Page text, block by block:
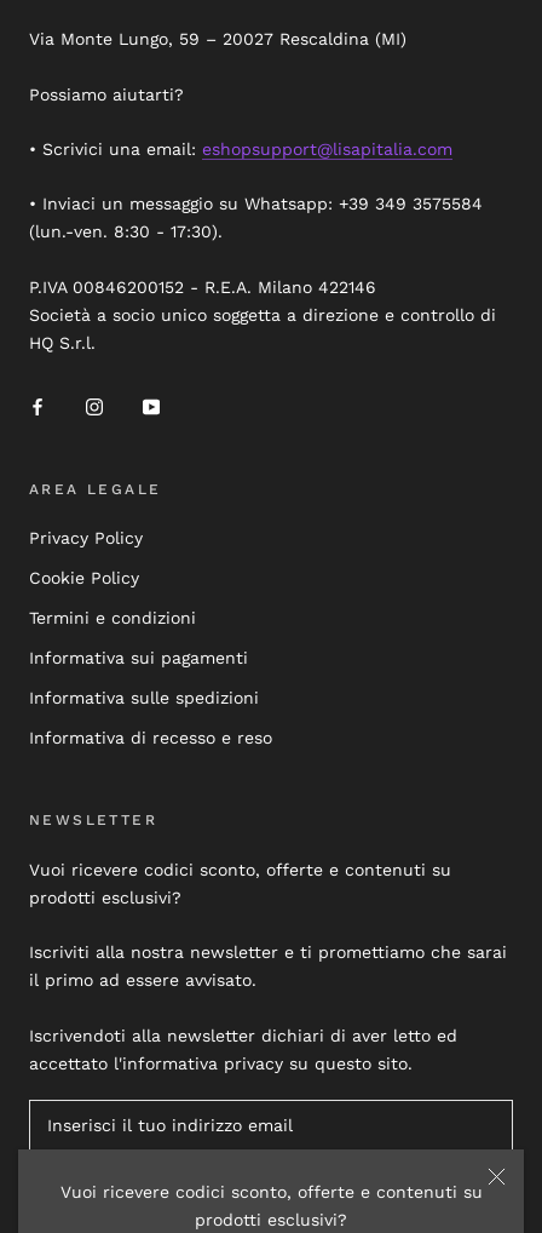
Vuoi ricevere codici sconto, offerte e contenuti su
prodotti esclusivi?
Via Monte Lungo, 59 – 20027 Rescaldina (MI)
Possiamo aiutarti?
• Scrivici una email: eshopsupport@lisapitalia.com
• Inviaci un messaggio su Whatsapp: +39 349 3575584
(lun.-ven. 8:30 - 17:30).
P.IVA 00846200152 - R.E.A. Milano 422146
Società a socio unico soggetta a direzione e controllo di
HQ S.r.l.
AREA LEGALE
Privacy Policy
Cookie Policy
Termini e condizioni
Informativa sui pagamenti
Informativa sulle spedizioni
Informativa di recesso e reso
NEWSLETTER
Vuoi ricevere codici sconto, offerte e contenuti su
prodotti esclusivi?
Iscriviti alla nostra newsletter e ti promettiamo che sarai
il primo ad essere avvisato.
Iscrivendoti alla newsletter dichiari di aver letto ed
accettato l'informativa privacy su questo sito.
ISCRIVITI